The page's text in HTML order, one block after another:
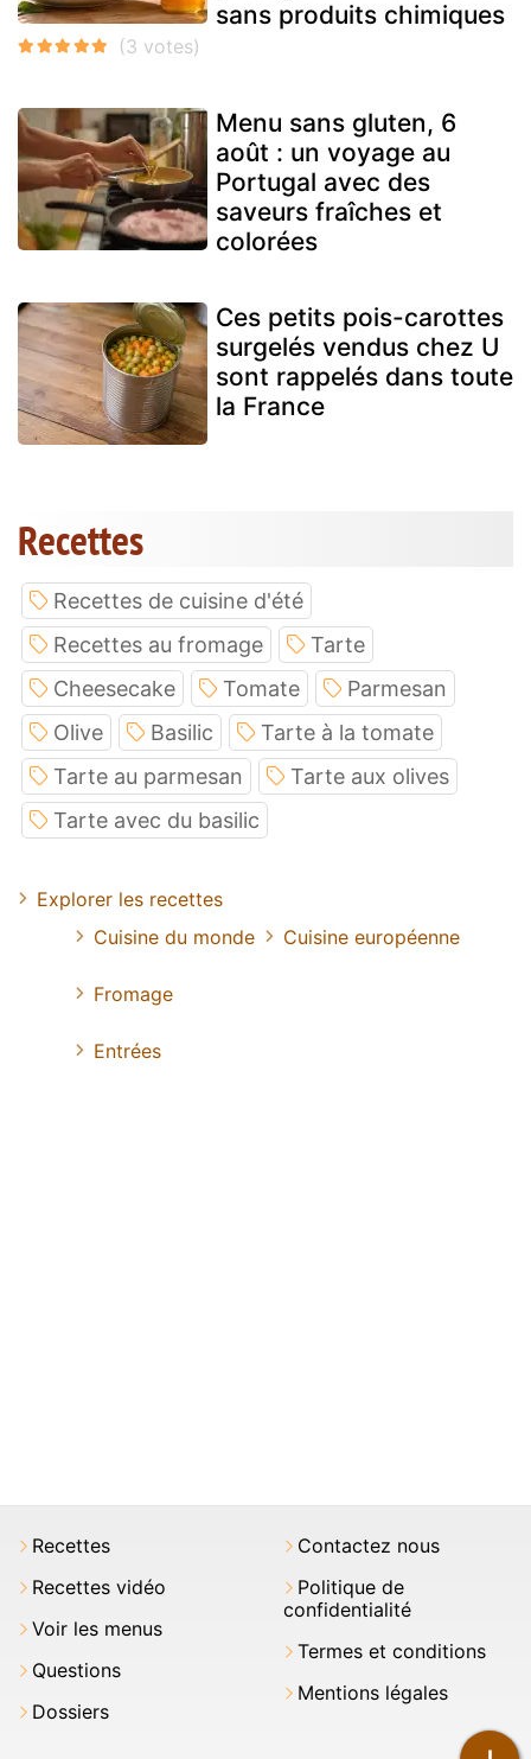
sans produits chimiques
Menu sans gluten, 6
août : un voyage au
Portugal avec des
saveurs fraîches et
colorées
Ces petits pois-carottes
surgelés vendus chez U
sont rappelés dans toute
la France
Recettes
Recettes de cuisine d'été
Recettes au fromage
Tarte
Cheesecake
Tomate
Parmesan
Olive
Basilic
Tarte à la tomate
Tarte au parmesan
Tarte aux olives
Tarte avec du basilic
Explorer les recettes
Cuisine du monde
Cuisine européenne
Fromage
Entrées
Recettes
Recettes vidéo
Voir les menus
Questions
Dossiers
Contactez nous
Politique de
confidentialité
Termes et conditions
Mentions légales